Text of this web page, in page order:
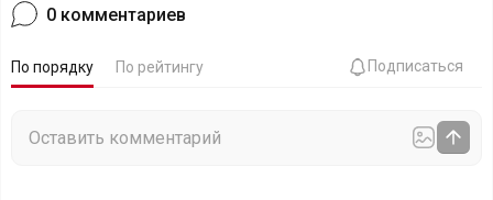
0 комментариев
По порядку По рейтингу Подписаться